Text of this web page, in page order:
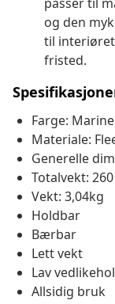
og den
til
fristed.
Farge:
Materiale:
Generelle
Totalvekt:
Vekt: 3,04kg
Holdbar
Bærbar
Lett vekt
Lav
Allsidig bruk